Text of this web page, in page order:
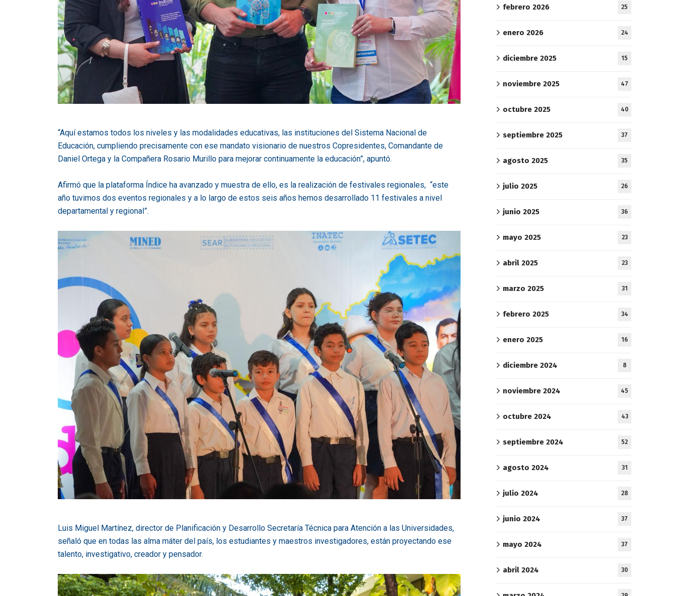
“Aquí estamos todos los niveles y las modalidades educativas, las instituciones del Sistema Nacional de
Educación, cumpliendo precisamente con ese mandato visionario de nuestros Copresidentes, Comandante de
Daniel Ortega y la Compañera Rosario Murillo para mejorar continuamente la educación”, apuntó.
Afirmó que la plataforma Índice ha avanzado y muestra de ello, es la realización de festivales regionales, “este
año tuvimos dos eventos regionales y a lo largo de estos seis años hemos desarrollado 11 festivales a nivel
departamental y regional”.
Luis Miguel Martínez, director de Planificación y Desarrollo Secretaría Técnica para Atención a las Universidades,
señaló que en todas las alma máter del país, los estudiantes y maestros investigadores, están proyectando ese
talento, investigativo, creador y pensador.
febrero 2026 25
enero 2026 24
diciembre 2025 15
noviembre 2025 47
octubre 2025 40
septiembre 2025 37
agosto 2025 35
julio 2025 26
junio 2025 36
mayo 2025 23
abril 2025 23
marzo 2025 31
febrero 2025 34
enero 2025 16
diciembre 2024 8
noviembre 2024 45
octubre 2024 43
septiembre 2024 52
agosto 2024 31
julio 2024 28
junio 2024 37
mayo 2024 37
abril 2024 30